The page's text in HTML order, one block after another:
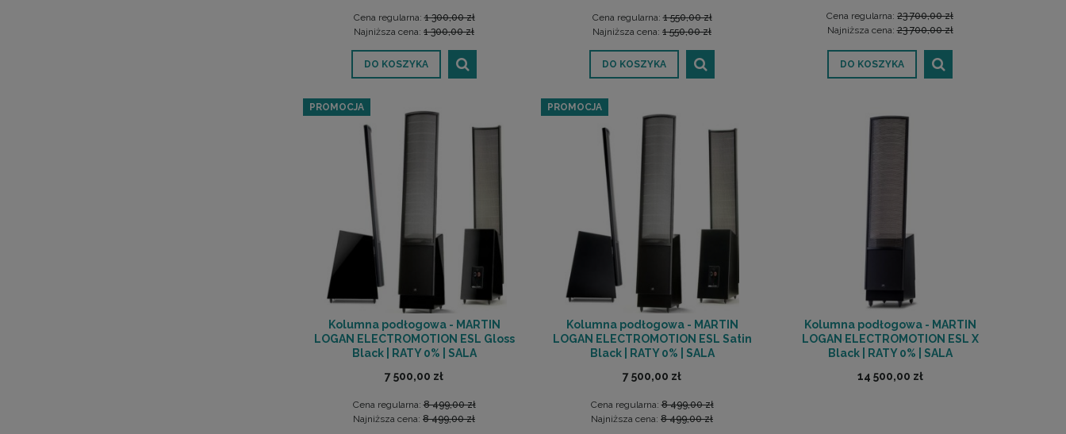
Cena regularna:1 300,00 zł
Najniższa cena: 1 300,00 zł
DO KOSZYKA
Cena regularna:1 550,00 zł
Najniższa cena: 1 550,00 zł
DO KOSZYKA
Cena regularna: 23 700,00 zł
Najniższa cena:23 700,00 zł
DO KOSZYKA
Kolumna podłogowa - MARTIN
LOGAN ELECTROMOTION ESL Gloss
Black | RATY 0% | SALA
7 500,00 zł
Cena regularna:8 499,00 zł
Najniższa cena: 8 499,00 zł
PROMOCJA
Kolumna podłogowa - MARTIN
LOGAN ELECTROMOTION ESL Satin
Black | RATY 0% | SALA
7 500,00 zł
Cena regularna:8 499,00 zł
Najniższa cena: 8 499,00 zł
PROMOCJA
Kolumna podłogowa - MARTIN
LOGAN ELECTROMOTION ESL X
Black | RATY 0% | SALA
14 500,00 zł